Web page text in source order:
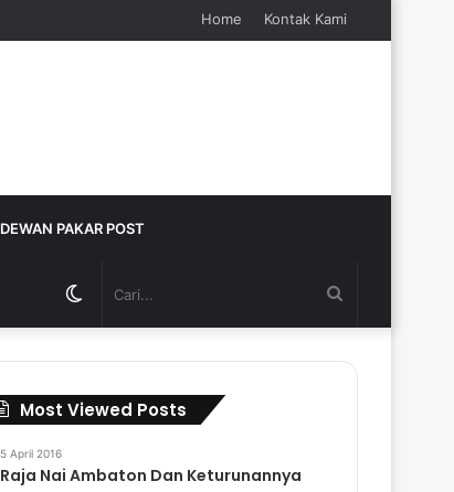
Home Kontak Kami
DEWAN PAKAR POST
Switch
skin
Most Viewed Posts
5 April 2016
Raja Nai Ambaton Dan Keturunannya